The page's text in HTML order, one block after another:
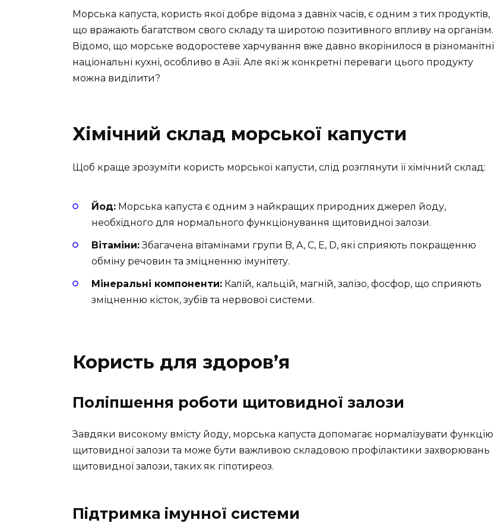
Морська капуста, користь якої добре відома з давніх часів, є одним з тих продуктів,
що вражають багатством свого складу та широтою позитивного впливу на організм.
Відомо, що морське водоростеве харчування вже давно вкорінилося в різноманітні
національні кухні, особливо в Азії. Але які ж конкретні переваги цього продукту
можна виділити?
Хімічний склад морської капусти
Щоб краще зрозуміти користь морської капусти, слід розглянути її хімічний склад:
Йод: Морська капуста є одним з найкращих природних джерел йоду,
необхідного для нормального функціонування щитовидної залози.
Вітаміни:Збагачена вітамінами групи B, A, C, E, D, які сприяють покращенню
обміну речовин та зміцненню імунітету.
Мінеральні компоненти: Калій, кальцій, магній, залізо, фосфор, що сприяють
зміцненню кісток, зубів та нервової системи.
Користь для здоров’я
Поліпшення роботи щитовидної залози
Завдяки високому вмісту йоду, морська капуста допомагає нормалізувати функцію
щитовидної залози та може бути важливою складовою профілактики захворювань
щитовидної залози, таких як гіпотиреоз.
Підтримка імунної системи